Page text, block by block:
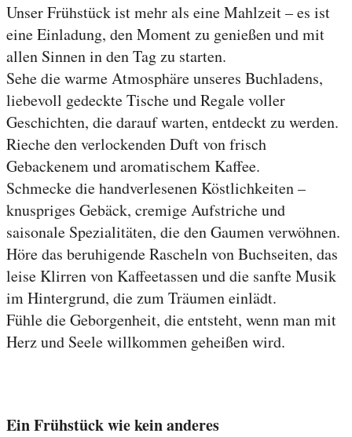
Unser Frühstück ist mehr als eine Mahlzeit – es ist
eine Einladung, den Moment zu genießen und mit
allen Sinnen in den Tag zu starten.
Sehe die warme Atmosphäre unseres Buchladens,
liebevoll gedeckte Tische und Regale voller
Geschichten, die darauf warten, entdeckt zu werden.
Rieche den verlockenden Duft von frisch
Gebackenem und aromatischem Kaffee.
Schmecke die handverlesenen Köstlichkeiten –
knuspriges Gebäck, cremige Aufstriche und
saisonale Spezialitäten, die den Gaumen verwöhnen.
Höre das beruhigende Rascheln von Buchseiten, das
leise Klirren von Kaffeetassen und die sanfte Musik
im Hintergrund, die zum Träumen einlädt.
Fühle die Geborgenheit, die entsteht, wenn man mit
Herz und Seele willkommen geheißen wird.
Ein Frühstück wie kein anderes